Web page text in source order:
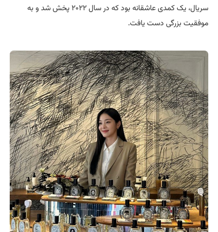
سریال، یک کمدی عاشقانه بود که در سال ۲۰۲۲ پخش شد و به
موفقیت بزرگی دست یافت.